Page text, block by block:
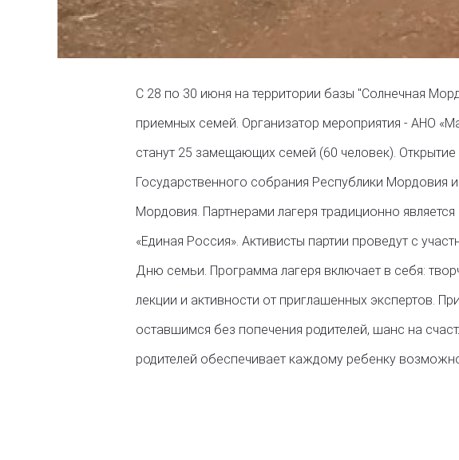
С 28 по 30 июня на территории базы "Солнечная
приемных семей. Организатор мероприятия - АНО
станут 25 замещающих семей (60 человек).
Государственного собрания Республики Мордовия
Мордовия. Партнерами лагеря традиционно
«Единая Россия». Активисты партии проведут с
Дню семьи. Программа лагеря включает в себя:
лекции и активности от приглашенных экспертов.
оставшимся без попечения родителей, шанс на
родителей обеспечивает каждому ребенку